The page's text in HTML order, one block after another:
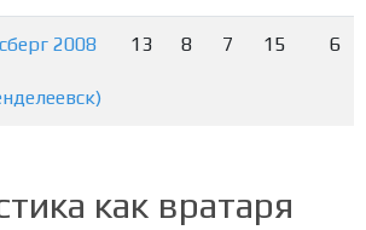
2008
13 8 7 15 6
как вратаря